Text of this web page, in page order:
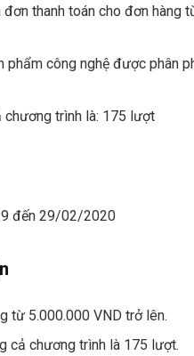
thanh toán cho đơn hàng
phẩm công nghệ được phân
trình là: 175 lượt
đến 29/02/2020
từ 5.000.000 VND trở lên.
cả chương trình là 175 lượt.